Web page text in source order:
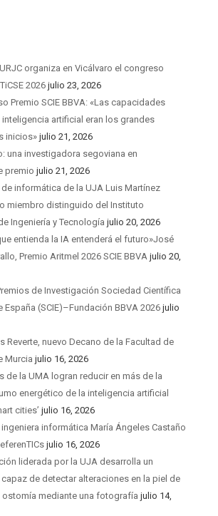
organiza en Vicálvaro el congreso
2026julio 23, 2026
Premio SCIE BBVA: «Las capacidades
inteligencia artificial eran los grandes
inicios»julio 21, 2026
una investigadora segoviana en
premio julio 21, 2026
informática de la UJA Luis Martínez
miembro distinguido del Instituto
Ingeniería y Tecnología julio 20, 2026
entienda la IA entenderá el futuro»José
Premio Aritmel 2026 SCIE BBVA julio 20,
de Investigación Sociedad Científica
España (SCIE)–Fundación BBVA 2026 julio
Reverte, nuevo Decano de la Facultad de
Murcia julio 16, 2026
de la UMA logran reducir en más de la
energético de la inteligencia artificial
cities’ julio 16, 2026
ingeniera informática María Ángeles Castaño
julio 16, 2026
liderada por la UJA desarrolla un
de detectar alteraciones en la piel de
mediante una fotografía julio 14,